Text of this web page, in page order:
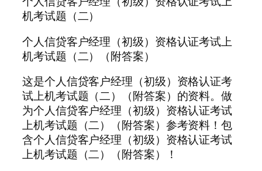
机考试题（二）
个人信贷客户经理（初级）资格认证考试上
机考试题（二）（附答案）
这是个人信贷客户经理（初级）资格认证考
试上机考试题（二）（附答案）的资料。做
为个人信贷客户经理（初级）资格认证考试
上机考试题（二）（附答案）参考资料！包
含个人信贷客户经理（初级）资格认证考试
上机考试题（二）（附答案）！